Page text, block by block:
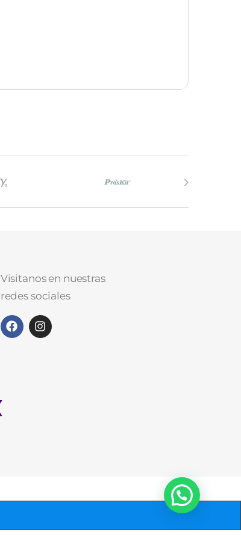
Visitanos en nuestras
redes sociales